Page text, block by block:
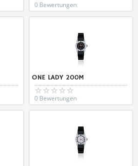
0 Bewertungen
ONE LADY 200M
0 Bewertungen